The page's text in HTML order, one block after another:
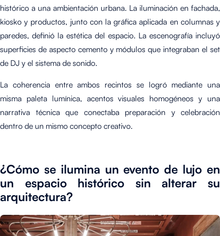
histórico a una ambientación urbana. La iluminación en fachada,
kiosko y productos, junto con la gráfica aplicada en columnas y
paredes, definió la estética del espacio. La escenografía incluyó
superficies de aspecto cemento y módulos que integraban el set
de DJ y el sistema de sonido.
La coherencia entre ambos recintos se logró mediante una
misma paleta lumínica, acentos visuales homogéneos y una
narrativa técnica que conectaba preparación y celebración
dentro de un mismo concepto creativo.
¿Cómo se ilumina un evento de lujo en
un espacio histórico sin alterar su
arquitectura?